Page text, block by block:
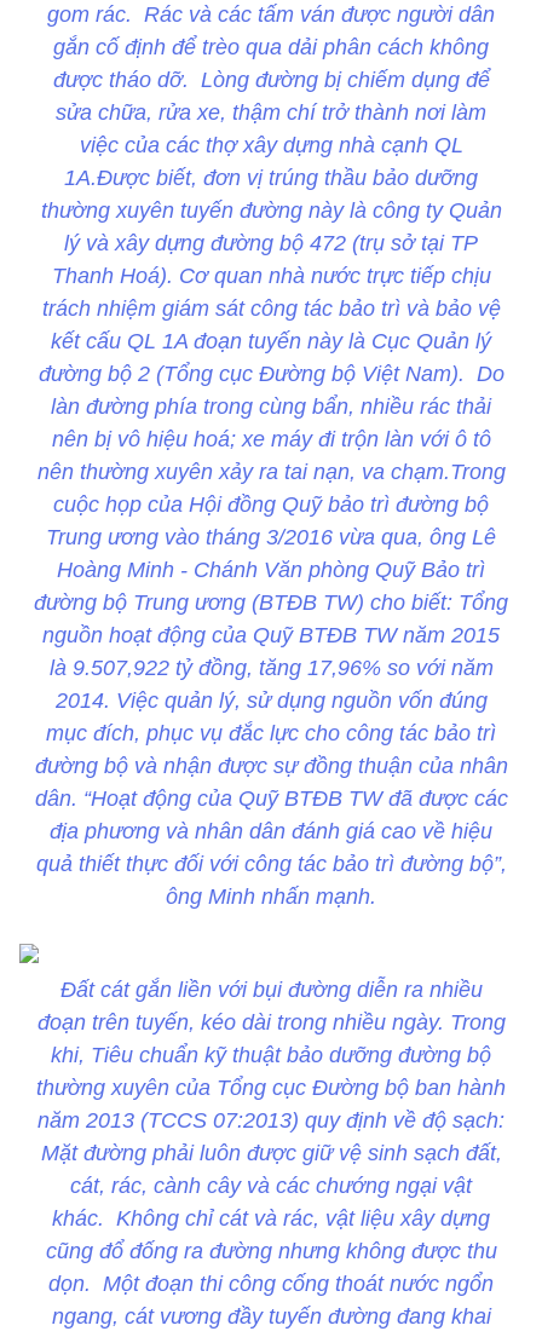
gom rác. Rác và các tấm ván được người dân
gắn cố định để trèo qua dải phân cách không
được tháo dỡ. Lòng đường bị chiếm dụng để
sửa chữa, rửa xe, thậm chí trở thành nơi làm
việc của các thợ xây dựng nhà cạnh QL
1A.Được biết, đơn vị trúng thầu bảo dưỡng
thường xuyên tuyến đường này là công ty Quản
lý và xây dựng đường bộ 472 (trụ sở tại TP
Thanh Hoá). Cơ quan nhà nước trực tiếp chịu
trách nhiệm giám sát công tác bảo trì và bảo vệ
kết cấu QL 1A đoạn tuyến này là Cục Quản lý
đường bộ 2 (Tổng cục Đường bộ Việt Nam). Do
làn đường phía trong cùng bẩn, nhiều rác thải
nên bị vô hiệu hoá; xe máy đi trộn làn với ô tô
nên thường xuyên xảy ra tai nạn, va chạm.Trong
cuộc họp của Hội đồng Quỹ bảo trì đường bộ
Trung ương vào tháng 3/2016 vừa qua, ông Lê
Hoàng Minh - Chánh Văn phòng Quỹ Bảo trì
đường bộ Trung ương (BTĐB TW) cho biết: Tổng
nguồn hoạt động của Quỹ BTĐB TW năm 2015
là 9.507,922 tỷ đồng, tăng 17,96% so với năm
2014. Việc quản lý, sử dụng nguồn vốn đúng
mục đích, phục vụ đắc lực cho công tác bảo trì
đường bộ và nhận được sự đồng thuận của nhân
dân. “Hoạt động của Quỹ BTĐB TW đã được các
địa phương và nhân dân đánh giá cao về hiệu
quả thiết thực đối với công tác bảo trì đường bộ”,
ông Minh nhấn mạnh.
Đất cát gắn liền với bụi đường diễn ra nhiều
đoạn trên tuyến, kéo dài trong nhiều ngày. Trong
khi, Tiêu chuẩn kỹ thuật bảo dưỡng đường bộ
thường xuyên của Tổng cục Đường bộ ban hành
năm 2013 (TCCS 07:2013) quy định về độ sạch:
Mặt đường phải luôn được giữ vệ sinh sạch đất,
cát, rác, cành cây và các chướng ngại vật
khác. Không chỉ cát và rác, vật liệu xây dựng
cũng đổ đống ra đường nhưng không được thu
dọn. Một đoạn thi công cống thoát nước ngổn
ngang, cát vương đầy tuyến đường đang khai